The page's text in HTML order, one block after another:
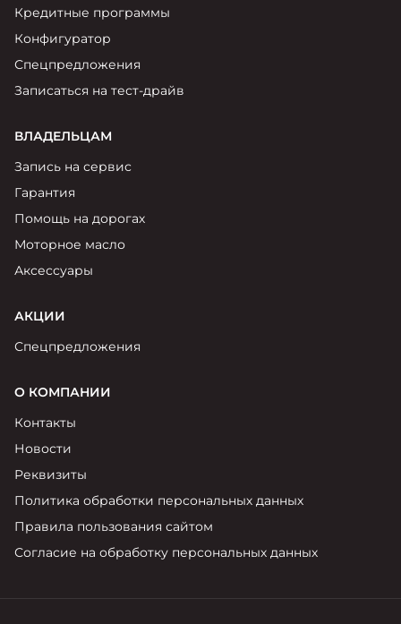
Кредитные программы
Конфигуратор
Спецпредложения
Записаться на тест-драйв
ВЛАДЕЛЬЦАМ
Запись на сервис
Гарантия
Помощь на дорогах
Моторное масло
Аксессуары
АКЦИИ
Спецпредложения
О КОМПАНИИ
Контакты
Новости
Реквизиты
Политика обработки персональных данных
Правила пользования сайтом
Согласие на обработку персональных данных